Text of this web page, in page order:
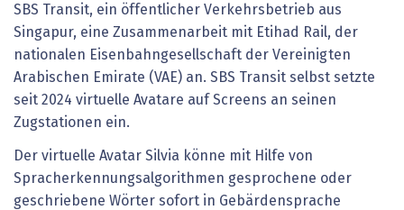
SBS Transit, ein öffentlicher Verkehrsbetrieb aus
Singapur, eine Zusammenarbeit mit Etihad Rail, der
nationalen Eisenbahngesellschaft der Vereinigten
Arabischen Emirate (VAE) an. SBS Transit selbst setzte
seit 2024 virtuelle Avatare auf Screens an seinen
Zugstationen ein.
Der virtuelle Avatar Silvia könne mit Hilfe von
Spracherkennungsalgorithmen gesprochene oder
geschriebene Wörter sofort in Gebärdensprache